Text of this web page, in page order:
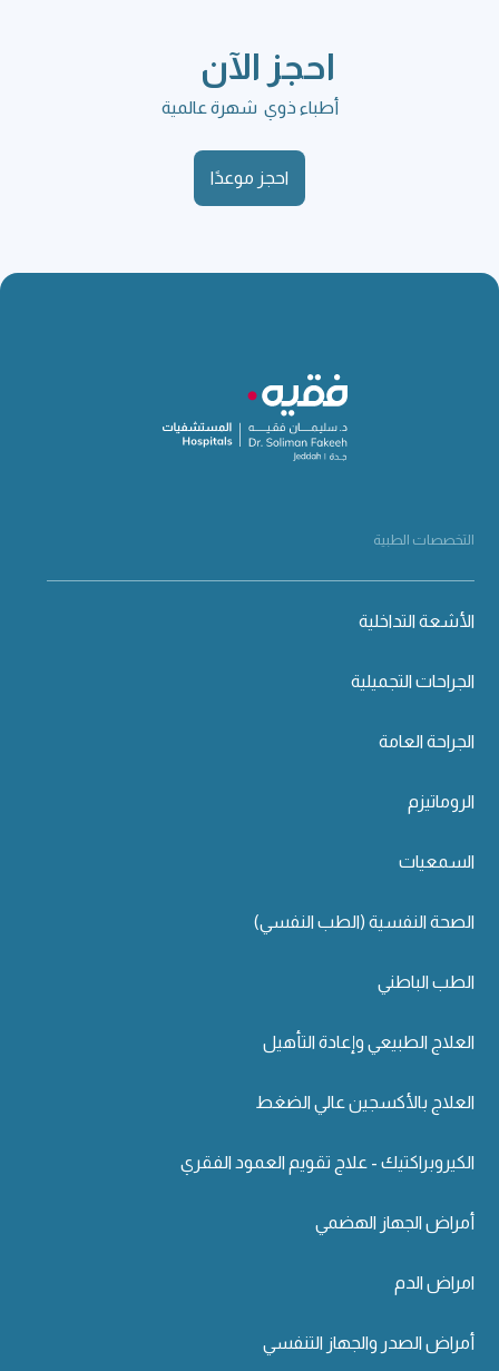
احجز الآن
أطباء ذوي شهرة عالمية
احجز موعدًا
التخصصات الطبية
الأشعة التداخلية
الجراحات التجميلية
الجراحة العامة
الروماتيزم
السمعيات
الصحة النفسية (الطب النفسي)
الطب الباطني
العلاج الطبيعي وإعادة التأهيل
العلاج بالأكسجين عالي الضغط
الكيروبراكتيك - علاج تقويم العمود الفقري
أمراض الجهاز الهضمي
امراض الدم
أمراض الصدر والجهاز التنفسي